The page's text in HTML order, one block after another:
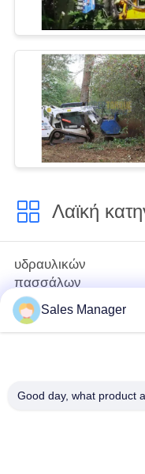
Λαϊκή
υδραυλικών
πασσάλων
πρόγραμμα
οδήγησης
Sales Manager
Good day, what product